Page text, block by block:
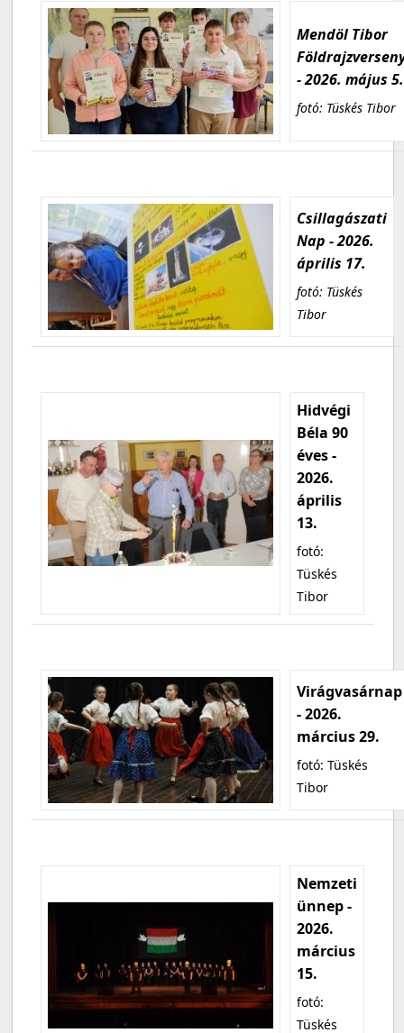
Mendöl Tibor
- 2026. május 5.
fotó: Tüskés Tibor
Csillagászati
Nap - 2026.
április 17.
fotó: Tüskés
Tibor
Hidvégi
Béla 90
éves -
2026.
április
13.
fotó:
Tüskés
Tibor
Virágvasárnap
- 2026.
március 29.
fotó: Tüskés
Tibor
Nemzeti
ünnep -
2026.
március
15.
fotó:
Tüskés